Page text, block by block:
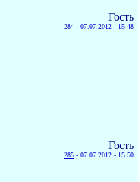
Гость
284 - 07.07.2012 - 15:48
Гость
285 - 07.07.2012 - 15:50